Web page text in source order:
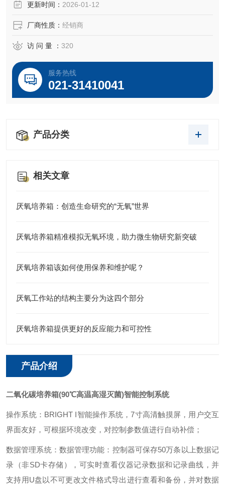
更新时间： 2026-01-12
厂商性质： 经销商
访 问 量 ： 320
服务热线
021-31410041
产品分类
相关文章
厌氧培养箱：创造生命研究的“无氧”世界
厌氧培养箱精准模拟无氧环境，助力微生物研究新突破
厌氧培养箱该如何使用保养和维护呢？
厌氧工作站的结构主要分为这四个部分
厌氧培养箱提供更好的反应能力和可控性
产品介绍
二氧化碳培养箱(90℃高温高湿灭菌)智能控制系统
操作系统：BRIGHT I智能操作系统，7寸高清触摸屏，用户交互
界面友好，可根据环境改变，对控制参数值进行自动补偿；
数据管理系统：数据管理功能：控制器可保存50万条以上数据记
录（非SD卡存储），可实时查看仪器记录数据和记录曲线，并
支持用U盘以不可更改文件格式导出进行查看和备份，并对数据